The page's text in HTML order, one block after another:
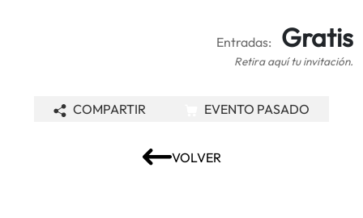
Entradas: Gratis
Retira aquí tu invitación.
VOLVER
COMPARTIR EVENTO PASADO